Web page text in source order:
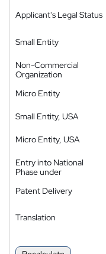
Applicant's Legal Status
Small Entity
Non-Commercial
Organization
Micro Entity
Small Entity, USA
Micro Entity, USA
Entry into National
Phase under
Patent Delivery
Translation